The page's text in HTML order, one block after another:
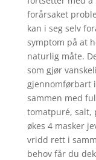
forårsaket
kan i seg selv
symptom på at
naturlig måte.
som gjør
gjennomførbart
sammen med
tomatpuré, salt,
økes 4 masker
vridd rett i
behov får du